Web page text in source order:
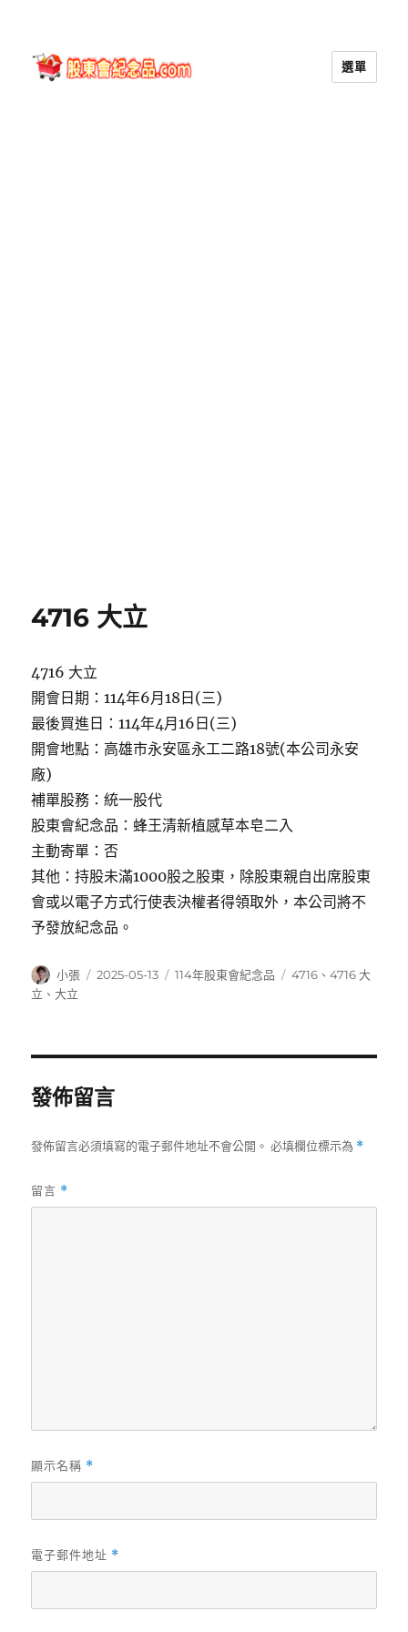
選單
4716 大立
4716 大立
開會日期：114年6月18日(三)
最後買進日：114年4月16日(三)
開會地點：高雄市永安區永工二路18號(本公司永安
廠)
補單股務：統一股代
股東會紀念品：蜂王清新植感草本皂二入
主動寄單：否
其他：持股未滿1000股之股東，除股東親自出席股東
會或以電子方式行使表決權者得領取外，本公司將不
予發放紀念品。
作
者
小張
發
2025-05-13
分
114年股東會紀念品
標
4716 、4716 大
立 、大立
發佈留言
發佈留言必須填寫的電子郵件地址不會公開。 必填欄位標示為 *
留言 *
顯示名稱 *
電子郵件地址 *